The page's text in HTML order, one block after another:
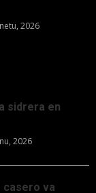
2026
sidrera en
2026
casero va